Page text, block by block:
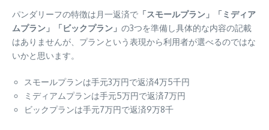
パンダリーフの特徴は月一返済で 「スモールプラン」「ミディア
ムプラン」「ビックプラン」 の3つを準備し具体的な内容の記載
はありませんが、プランという表現から利用者が選べるのではな
いかと思います。
スモールプランは手元3万円で返済4万5千円
ミディアムプランは手元5万円で返済7万円
ビックプランは手元7万円で返済9万8千